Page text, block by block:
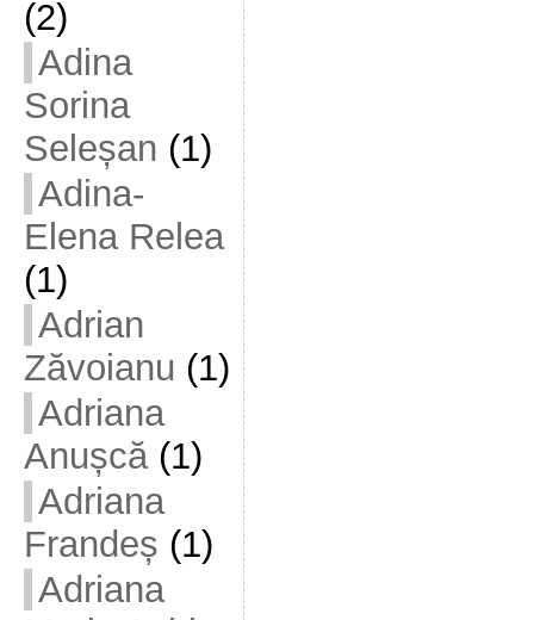
(2)
Adina
Sorina
Seleșan (1)
Adina-
Elena Relea
(1)
Adrian
Zăvoianu (1)
Adriana
Anușcă(1)
Adriana
Frandeș (1)
Adriana